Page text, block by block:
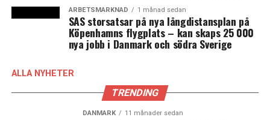
De danska gränskontrollerna vid gränsen mot Tyskland
löper ut den 12 maj, men även Danmark förbereder sig
på en förlängning. (News Øresund)
LÄS OCKSÅ:
Den danska finansvärlden saknar kvinnor i
ledningsgrupperna
ARBETSMARKNAD 1 månad sedan
SAS storsatsar på nya långdistansplan på
Köpenhamns flygplats – kan skaps 25 000
nya jobb i Danmark och södra Sverige
ALLA NYHETER
TRENDING
DANMARK 11 månader sedan